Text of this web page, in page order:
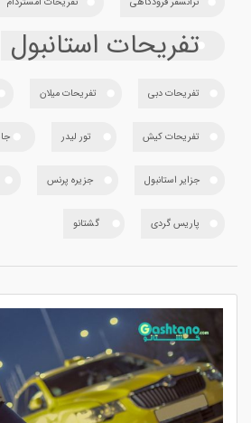
تفریحات استانبول
تفریحات دبی تفریحات میلان
تفریحات کیش تور لیدر
جزایر استانبول جزیره پرنس
پاریس گردی گشتانو